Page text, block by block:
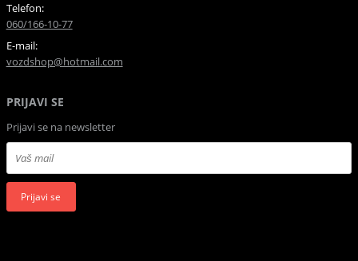
Telefon:
060/166-10-77
E-mail:
vozdshop@hotmail.com
PRIJAVI SE
Prijavi se na newsletter
Prijavi se